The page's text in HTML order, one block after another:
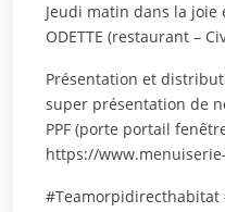
Jeudi matin dans la
ODETTE (restaurant –
Présentation et
super présentation de
PPF (porte portail
https://
#Teamorpidirecthabitat